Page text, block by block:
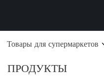
Товары для супермаркетов
ПРОДУКТЫ